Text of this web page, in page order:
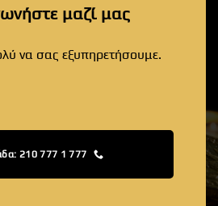
μαζί μας
να σας εξυπηρετήσουμε.
210 777 1 777